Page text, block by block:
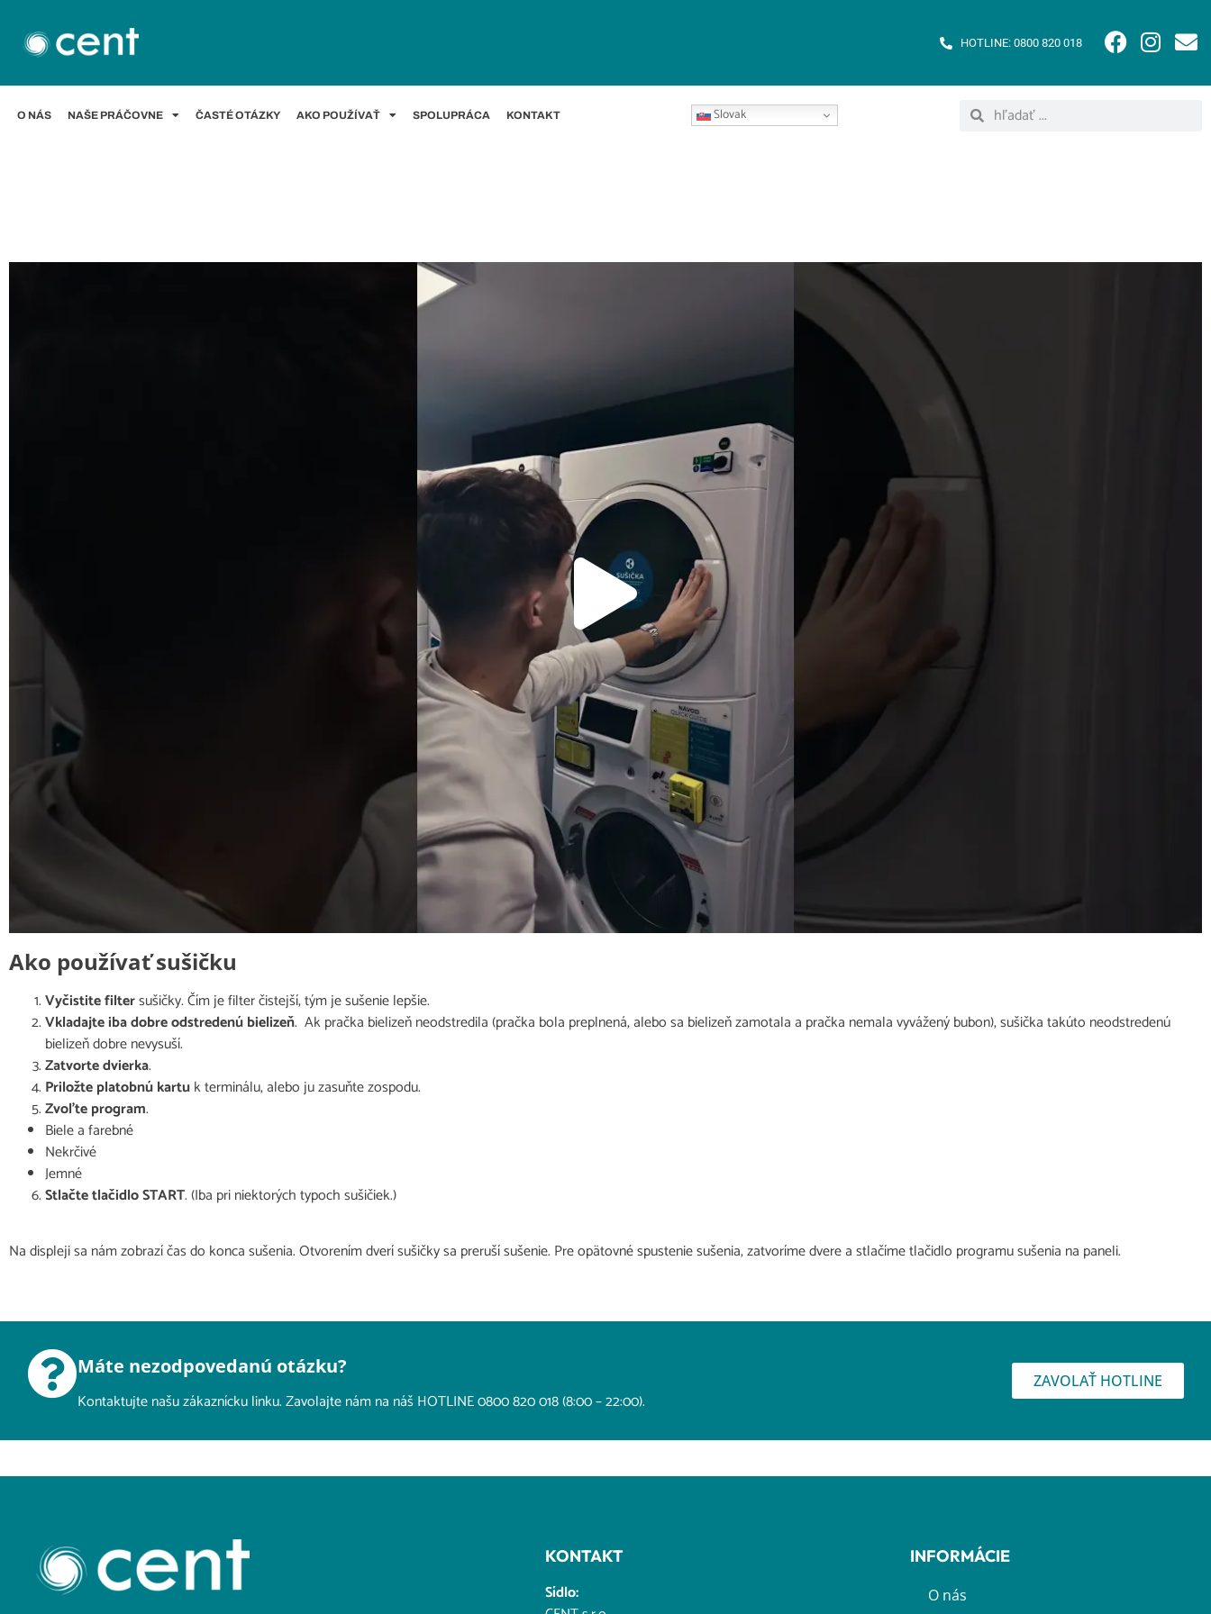
HOTLINE: 0800 820 018
O NÁS NAŠE PRÁČOVNE ČASTÉ OTÁZKY AKO POUŽÍVAŤ SPOLUPRÁCA KONTAKT Slovak
Ako používať sušičku
Vyčistite filtersušičky. Čím je filter čistejší, tým je sušenie lepšie.
Vkladajte iba dobre odstredenú bielizeň. Ak pračka bielizeň neodstredila (pračka bola preplnená, alebo sa bielizeň zamotala a pračka nemala vyvážený bubon), sušička takúto neodstredenú
bielizeň dobre nevysuší.
Zatvorte dvierka.
Priložte platobnú kartuk terminálu, alebo ju zasuňte zospodu.
Zvoľte program.
Biele a farebné
Nekrčivé
Jemné
Stlačte tlačidlo START. (Iba pri niektorých typoch sušičiek.)
Na displeji sa nám zobrazí čas do konca sušenia.​ Otvorením dverí sušičky sa preruší sušenie. Pre opätovné spustenie sušenia, zatvoríme dvere a stlačíme tlačidlo programu sušenia na paneli.
Máte nezodpovedanú otázku?
Kontaktujte našu zákaznícku linku. Zavolajte nám na náš HOTLINE 0800 820 018 (8:00 – 22:00).
ZAVOLAŤ HOTLINE
KONTAKT
Sídlo:
INFORMÁCIE
O nás